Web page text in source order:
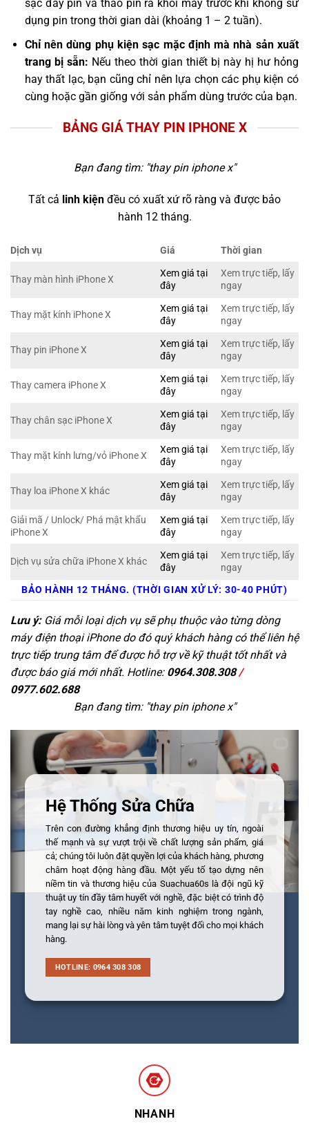
sạc đầy pin và tháo pin ra khỏi máy trước khi không sử
dụng pin trong thời gian dài (khoảng 1 – 2 tuần).
Chỉ nên dùng phụ kiện sạc mặc định mà nhà sản xuất
trang bị sẵn: Nếu theo thời gian thiết bị này hị hư hỏng
hay thất lạc, bạn cũng chỉ nên lựa chọn các phụ kiện có
cùng hoặc gần giống với sản phẩm dùng trước của bạn.
BẢNG GIÁ THAY PIN IPHONE X
Bạn đang tìm: "thay pin iphone x"
Tất cả linh kiện đều có xuất xứ rõ ràng và được bảo
hành 12 tháng.
Dịch vụ Giá Thời gian
Thay màn hình iPhone X
Xem giá tại
đây
Xem trực tiếp, lấy
ngay
Thay mặt kính iPhone X
Xem giá tại
đây
Xem trực tiếp, lấy
ngay
Thay pin iPhone X
Xem giá tại
đây
Xem trực tiếp, lấy
ngay
Thay camera iPhone X
Xem giá tại
đây
Xem trực tiếp, lấy
ngay
Thay chân sạc iPhone X
Xem giá tại
đây
Xem trực tiếp, lấy
ngay
Thay mặt kính lưng/vỏ iPhone X
Xem giá tại
đây
Xem trực tiếp, lấy
ngay
Thay loa iPhone X khác
Xem giá tại
đây
Xem trực tiếp, lấy
ngay
Giải mã / Unlock/ Phá mật khẩu
iPhone X
Xem giá tại
đây
Xem trực tiếp, lấy
ngay
Dịch vụ sửa chữa iPhone X khác
Xem giá tại
đây
Xem trực tiếp, lấy
ngay
BẢO HÀNH 12 THÁNG. (THỜI GIAN XỬ LÝ: 30-40 PHÚT)
Lưu ý:Giá mỗi loại dịch vụ sẽ phụ thuộc vào từng dòng
máy điện thoại iPhone do đó quý khách hàng có thể liên hệ
trực tiếp trung tâm để được hỗ trợ về kỹ thuật tốt nhất và
được báo giá mới nhất. Hotline: 0964.308.308/
0977.602.688
Bạn đang tìm: "thay pin iphone x"
Hệ Thống Sửa Chữa
Trên con đường khẳng định thương hiệu uy tín, ngoài
thế mạnh và sự vượt trội về chất lượng sản phẩm, giá
cả; chúng tôi luôn đặt quyền lợi của khách hàng, phương
châm hoạt động hàng đầu. Một yếu tố tạo dựng nên
niềm tin và thương hiệu của Suachua60s là đội ngũ kỹ
thuật uy tín đầy tâm huyết với nghề, đặc biệt có trình độ
tay nghề cao, nhiều năm kinh nghiệm trong ngành,
mang lại sự hài lòng và yên tâm tuyệt đối cho mọi khách
hàng.
HOTLINE: 0964 308 308
NHANH